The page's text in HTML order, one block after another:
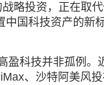
战略投资，正在取
中国科技资产的新
盈科技并非孤例。
、沙特阿美风